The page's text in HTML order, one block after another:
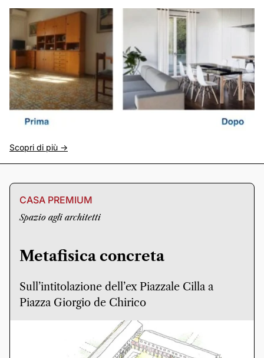
Scopri di più ->
CASA PREMIUM
Spazio agli architetti
Metafisica concreta
Sull’intitolazione dell’ex Piazzale Cilla a
Piazza Giorgio de Chirico